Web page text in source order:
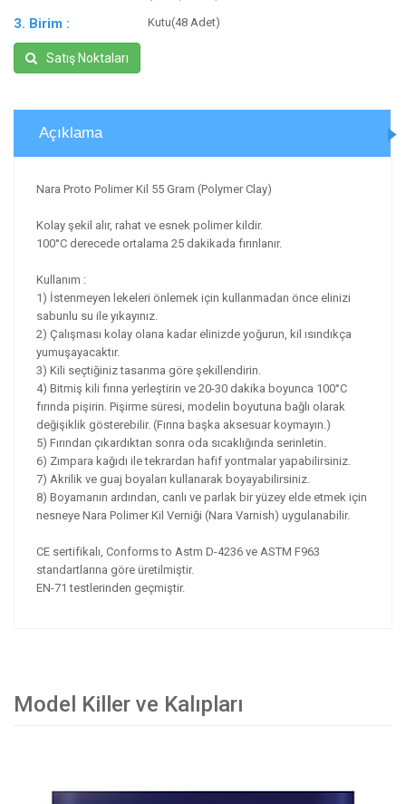
3. Birim : Kutu(48 Adet)
Satış Noktaları
Açıklama
Nara Proto Polimer Kil 55 Gram (Polymer Clay)
Kolay şekil alır, rahat ve esnek polimer kildir.
100°C derecede ortalama 25 dakikada fırınlanır.
Kullanım :
1) İstenmeyen lekeleri önlemek için kullanmadan önce elinizi
sabunlu su ile yıkayınız.
2) Çalışması kolay olana kadar elinizde yoğurun, kil ısındıkça
yumuşayacaktır.
3) Kili seçtiğiniz tasarıma göre şekillendirin.
4) Bitmiş kili fırına yerleştirin ve 20-30 dakika boyunca 100°C
fırında pişirin. Pişirme süresi, modelin boyutuna bağlı olarak
değişiklik gösterebilir. (Fırına başka aksesuar koymayın.)
5) Fırından çıkardıktan sonra oda sıcaklığında serinletin.
6) Zımpara kağıdı ile tekrardan hafif yontmalar yapabilirsiniz.
7) Akrilik ve guaj boyaları kullanarak boyayabilirsiniz.
8) Boyamanın ardından, canlı ve parlak bir yüzey elde etmek için
nesneye Nara Polimer Kil Verniği (Nara Varnish) uygulanabilir.
CE sertifikalı, Conforms to Astm D-4236 ve ASTM F963
standartlarına göre üretilmiştir.
EN-71 testlerinden geçmiştir.
Model Killer ve Kalıpları